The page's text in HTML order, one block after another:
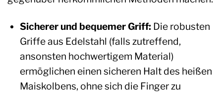
Sicherer und bequemer Griff: Die robusten
Griffe aus Edelstahl (falls zutreffend,
ansonsten hochwertigem Material)
ermöglichen einen sicheren Halt des heißen
Maiskolbens, ohne sich die Finger zu